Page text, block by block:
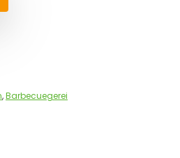
,Barbecuegerei